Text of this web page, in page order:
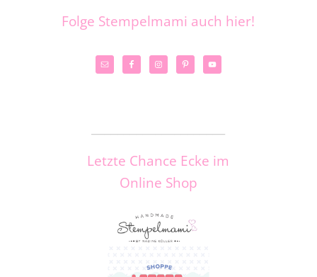
Folge Stempelmami auch hier!
Letzte Chance Ecke im
Online Shop